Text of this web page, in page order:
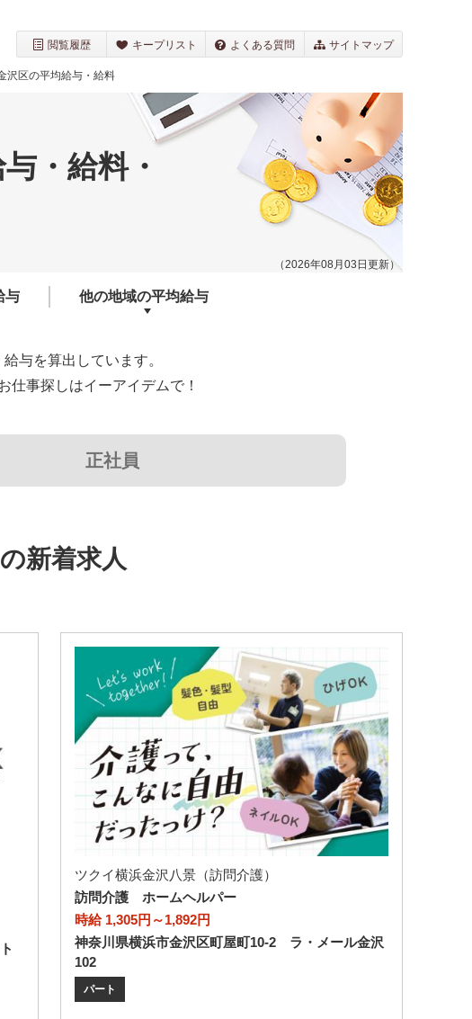
閲覧履歴 キープリスト よくある質問 サイトマップ
沢区の平均給与・給料
・給料・
（2026年08月03日更新）
与 他の地域の平均給与
与を算出しています。
仕事探しはイーアイデムで！
正社員
新着求人
ツクイ横浜金沢八景（訪問介護）
訪問介護 ホームヘルパー
時給 1,305円～1,892円
神奈川県横浜市金沢区町屋町10-2 ラ・メール金沢
102
パート